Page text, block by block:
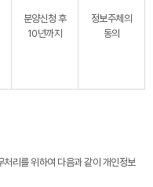
분양신청 후
10년까지
정보주체의
동의
리를 위하여 다음과 같이 개인정보